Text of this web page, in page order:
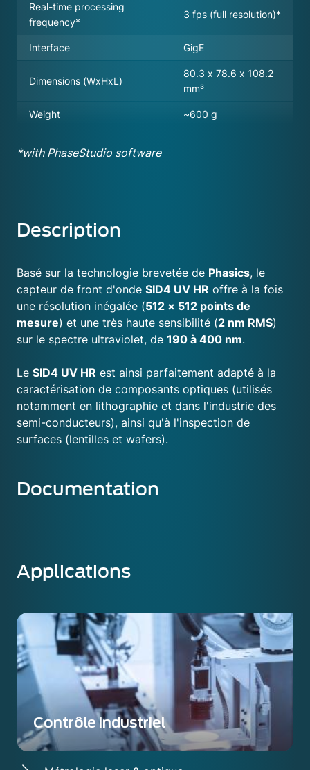
Real-time processing
frequency*
3 fps (full resolution)*
Interface GigE
Dimensions (WxHxL)
80.3 x 78.6 x 108.2
mm³
Weight ~600 g
*with PhaseStudio software
Description
Basé sur la technologie brevetée de Phasics, le
capteur de front d'onde SID4 UV HR offre à la fois
une résolution inégalée (512 × 512 points de
mesure) et une très haute sensibilité (2 nm RMS)
sur le spectre ultraviolet, de 190 à 400 nm.
Le SID4 UV HR est ainsi parfaitement adapté à la
caractérisation de composants optiques (utilisés
notamment en lithographie et dans l'industrie des
semi-conducteurs), ainsi qu'à l'inspection de
surfaces (lentilles et wafers).
Documentation
Applications
Contrôle industriel